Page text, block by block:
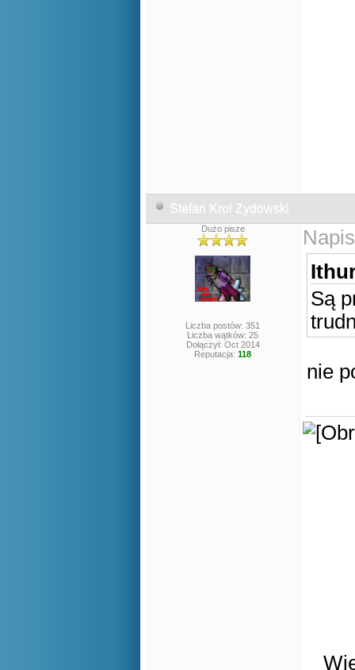
Stefan Krol Zydowski
Dużo pisze
Liczba postów: 351
Liczba wątków: 25
Dołączył: Oct 2014
Reputacja: 118
Są
nie